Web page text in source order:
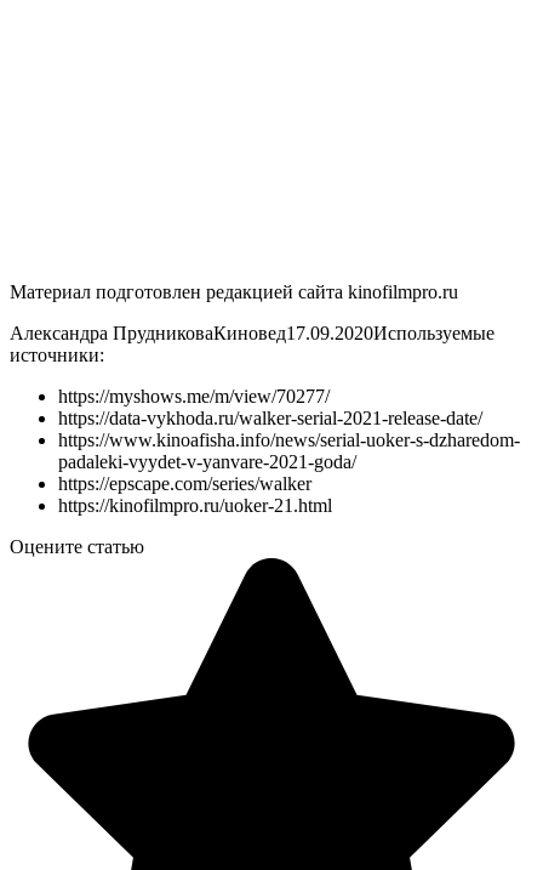
Материал подготовлен редакцией сайта kinofilmpro.ru
Александра ПрудниковаКиновед17.09.2020Используемые
источники:
https://myshows.me/m/view/70277/
https://data-vykhoda.ru/walker-serial-2021-release-date/
https://www.kinoafisha.info/news/serial-uoker-s-dzharedom-
padaleki-vyydet-v-yanvare-2021-goda/
https://epscape.com/series/walker
https://kinofilmpro.ru/uoker-21.html
Оцените статью